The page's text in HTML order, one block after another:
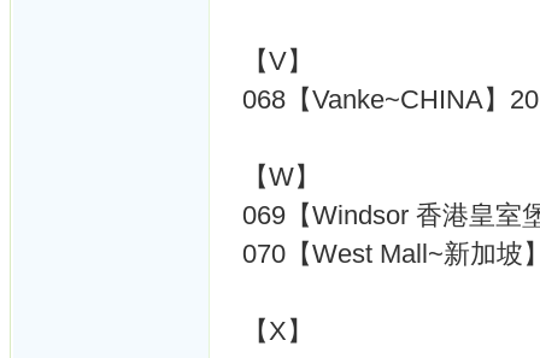
【V】
068【Vanke~CHINA】
【W】
069【Windsor 香港皇室
070【West Mall~新加坡
【X】